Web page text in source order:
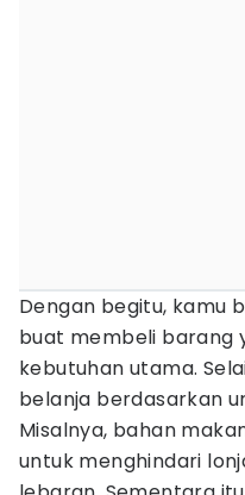
Dengan begitu, kamu
buat membeli barang
kebutuhan utama.
belanja berdasarkan
Misalnya, bahan
untuk menghindari